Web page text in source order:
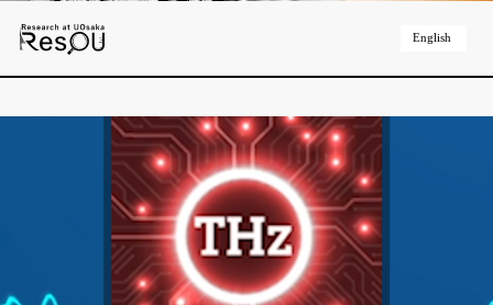
English